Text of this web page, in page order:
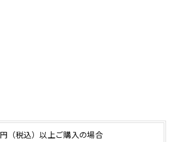
（税込）以上ご購入の場合